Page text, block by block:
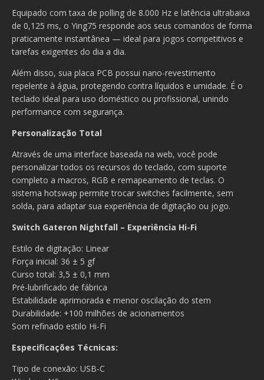
Equipado com taxa de polling de 8.000 Hz e latência ultrabaixa
de 0,125 ms, o Ying75 responde aos seus comandos de forma
praticamente instantânea — ideal para jogos competitivos e
tarefas exigentes do dia a dia.
Além disso, sua placa PCB possui nano-revestimento
repelente à água, protegendo contra líquidos e umidade. É o
teclado ideal para uso doméstico ou profissional, unindo
performance com segurança.
Personalização Total
Através de uma interface baseada na web, você pode
personalizar todos os recursos do teclado, com suporte
completo a macros, RGB e remapeamento de teclas. O
sistema hotswap permite trocar switches facilmente, sem
solda, para adaptar sua experiência de digitação ou jogo.
Switch Gateron Nightfall – Experiência Hi-Fi
Estilo de digitação: Linear
Força inicial: 36 ± 5 gf
Curso total: 3,5 ± 0,1 mm
Pré-lubrificado de fábrica
Estabilidade aprimorada e menor oscilação do stem
Durabilidade: +100 milhões de acionamentos
Som refinado estilo Hi-Fi
Especificações Técnicas:
Tipo de conexão: USB-C